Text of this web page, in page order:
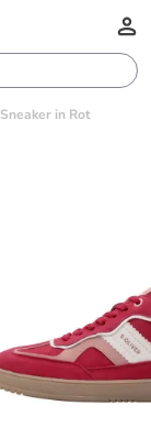
Sneaker in Rot